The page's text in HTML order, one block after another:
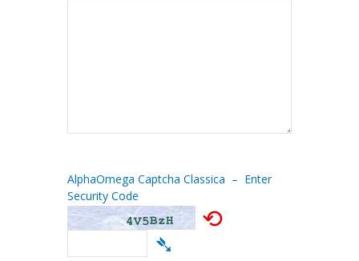
AlphaOmega Captcha Classica – Enter
Security Code
⟲
➴